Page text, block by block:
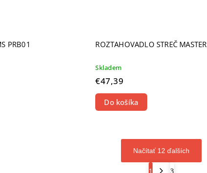
PRB01 ROZTAHOVADLO STREČ MASTER
Skladem
€47,39
Do košíka
Načítať 12 ďalších
1 3